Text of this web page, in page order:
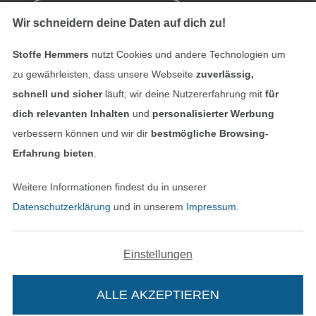
Finde mehr Inspiration
Deutsch
Nederlands
In den niederländischen
(France)
In den
Wir schneidern deine Daten auf dich zu!
Stoffe Hemmers nutzt Cookies und andere Technologien um
zu gewährleisten, dass unsere Webseite zuverlässig,
schnell und sicherläuft; wir deine Nutzererfahrung mitfür
dich relevanten Inhalten und personalisierter Werbung
verbessern können und wir dir bestmögliche Browsing-
Erfahrung bieten
Weitere Informationen findest du in unserer
Datenschutzerklärung und in unserem Impressum
Einstellungen
ALLE AKZEPTIEREN